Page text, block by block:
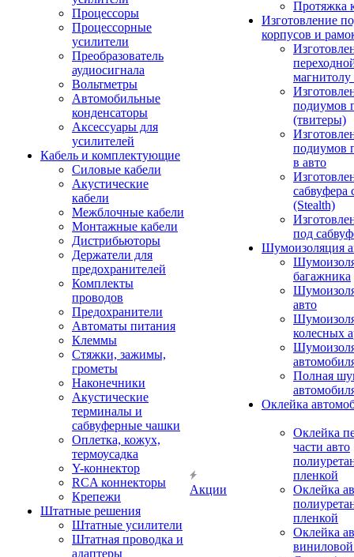
Процессоры
Процессорные
усилители
Преобразователь
аудиосигнала
Вольтметры
Автомобильные
конденсаторы
Аксессуары для
усилителей
Кабель и комплектующие
Силовые кабели
Акустические
кабели
Межблочные кабели
Монтажные кабели
Дистрибьюторы
Держатели для
предохранителей
Комплекты
проводов
Предохранители
Автоматы питания
Клеммы
Стяжки, зажимы,
грометы
Наконечники
Акустические
терминалы и
сабвуферные чашки
Оплетка, кожух,
термоусадка
Y-коннектор
RCA коннекторы
Крепежи
Штатные решения
Штатные усилители
Штатная проводка и
адаптеры
Акции
Протяжка
Изготовление
корпусов и
подиумов
(твитеры)
подиумов
в авто
сабвуфера
(Stealth)
под
Шумоизоляция
багажника
авто
колесных
Полная
Оклейка
Оклейка
части авто
пленкой
Оклейка
пленкой
Оклейка